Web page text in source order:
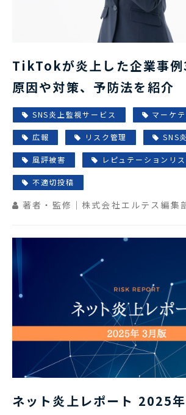
TikTokが炎上した企業事
原因や対策、予防法を紹介
SNS炎上監視サービス マーケ
広報 リスク管理 SNS
風評被害 レピュテーションリ
不適切投稿
著者・監修｜株式会社エルテス編集
ネット炎上レポート 2025